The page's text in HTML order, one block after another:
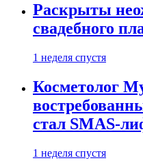
Раскрыты
свадебного
1 неделя спустя
Косметолог
стал SMAS-
1 неделя спустя